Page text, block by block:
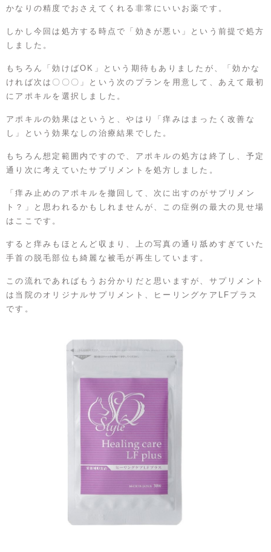
かなりの精度でおさえてくれる非常にいいお薬です。
しかし今回は処方する時点で「効きが悪い」という前提で処方
しました。
もちろん「効けばOK」という期待もありましたが、「効かな
ければ次は〇〇〇」という次のプランを用意して、あえて最初
にアポキルを選択しました。
アポキルの効果はというと、やはり「痒みはまったく改善な
し」という効果なしの治療結果でした。
もちろん想定範囲内ですので、アポキルの処方は終了し、予定
通り次に考えていたサプリメントを処方しました。
「痒み止めのアポキルを撤回して、次に出すのがサプリメン
ト？」と思われるかもしれませんが、この症例の最大の見せ場
はここです。
すると痒みもほとんど収まり、上の写真の通り舐めすぎていた
手首の脱毛部位も綺麗な被毛が再生しています。
この流れであればもうお分かりだと思いますが、サプリメント
は当院のオリジナルサプリメント、ヒーリングケアLFプラス
です。